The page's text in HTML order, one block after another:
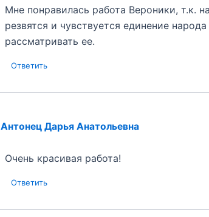
Мне понравилась работа Вероники, т.к.
резвятся и чувствуется единение
рассматривать ее.
Ответить
Антонец Дарья Анатольевна
Очень красивая работа!
Ответить